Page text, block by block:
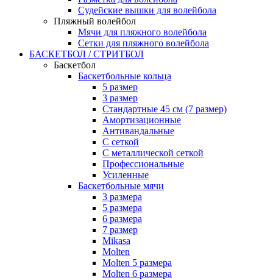
Судейские вышки для волейбола
Пляжный волейбол
Мячи для пляжного волейбола
Сетки для пляжного волейбола
БАСКЕТБОЛ / СТРИТБОЛ
Баскетбол
Баскетбольные кольца
5 размер
3 размер
Стандартные 45 см (7 размер)
Амортизационные
Антивандальные
С сеткой
С металлической сеткой
Профессиональные
Усиленные
Баскетбольные мячи
3 размера
5 размера
6 размера
7 размер
Mikasa
Molten
Molten 5 размера
Molten 6 размера